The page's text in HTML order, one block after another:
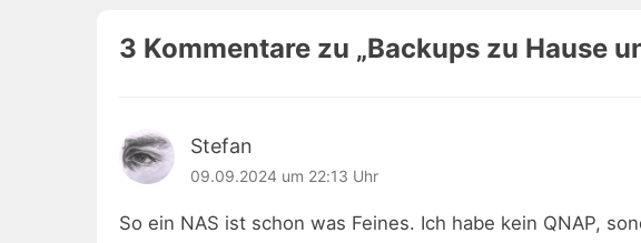
3 Kommentare zu „Backups zu Hause
Stefan
09.09.2024 um 22:13 Uhr
So ein NAS ist schon was Feines. Ich habe kein QNAP,